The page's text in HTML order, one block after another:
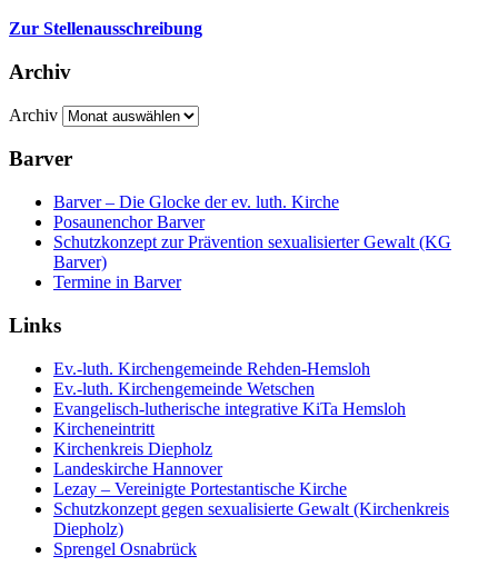
Zur Stellenausschreibung
Archiv
Archiv
Barver
Barver – Die Glocke der ev. luth. Kirche
Posaunenchor Barver
Schutzkonzept zur Prävention sexualisierter Gewalt (KG
Barver)
Termine in Barver
Links
Ev.-luth. Kirchengemeinde Rehden-Hemsloh
Ev.-luth. Kirchengemeinde Wetschen
Evangelisch-lutherische integrative KiTa Hemsloh
Kircheneintritt
Kirchenkreis Diepholz
Landeskirche Hannover
Lezay – Vereinigte Portestantische Kirche
Schutzkonzept gegen sexualisierte Gewalt (Kirchenkreis
Diepholz)
Sprengel Osnabrück